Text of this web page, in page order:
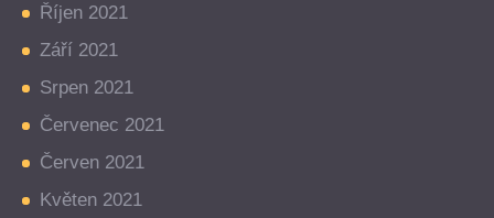
Říjen 2021
Září 2021
Srpen 2021
Červenec 2021
Červen 2021
Květen 2021